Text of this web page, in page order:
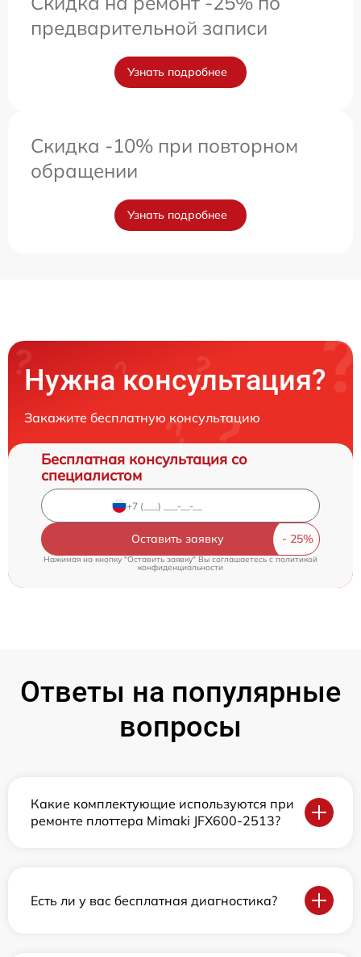
предварительной записи
Узнать подробнее
Скидка -10% при повторном
обращении
Узнать подробнее
Нужна консультация?
Закажите бесплатную консультацию
Бесплатная консультация со
специалистом
Оставить заявку
Нажимая на кнопку "Оставить заявку" Вы соглашаетесь cполитикой
конфиденциальности
Ответы на популярные
вопросы
Какие комплектующие используются при
ремонте плоттера Mimaki JFX600-2513?
Есть ли у вас бесплатная диагностика?